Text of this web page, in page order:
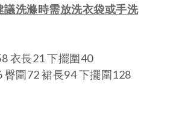
議洗滌時需放洗衣袋或手洗
衣長21 下擺圍40
臀圍72裙長94 下擺圍128